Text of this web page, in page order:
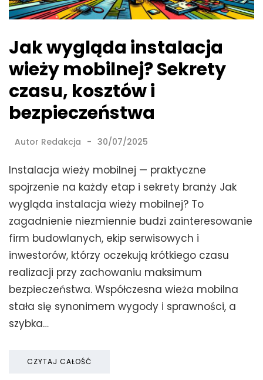
Jak wygląda instalacja
wieży mobilnej? Sekrety
czasu, kosztów i
bezpieczeństwa
Autor Redakcja 30/07/2025
Instalacja wieży mobilnej — praktyczne
spojrzenie na każdy etap i sekrety branży Jak
wygląda instalacja wieży mobilnej? To
zagadnienie niezmiennie budzi zainteresowanie
firm budowlanych, ekip serwisowych i
inwestorów, którzy oczekują krótkiego czasu
realizacji przy zachowaniu maksimum
bezpieczeństwa. Współczesna wieża mobilna
stała się synonimem wygody i sprawności, a
szybka…
CZYTAJ CAŁOŚĆ